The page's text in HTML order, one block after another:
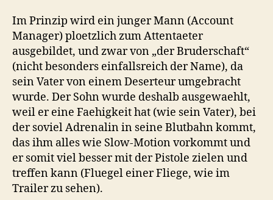
Im Prinzip wird ein junger Mann (Account
Manager) ploetzlich zum Attentaeter
ausgebildet, und zwar von „der Bruderschaft“
(nicht besonders einfallsreich der Name), da
sein Vater von einem Deserteur umgebracht
wurde. Der Sohn wurde deshalb ausgewaehlt,
weil er eine Faehigkeit hat (wie sein Vater), bei
der soviel Adrenalin in seine Blutbahn kommt,
das ihm alles wie Slow-Motion vorkommt und
er somit viel besser mit der Pistole zielen und
treffen kann (Fluegel einer Fliege, wie im
Trailer zu sehen).